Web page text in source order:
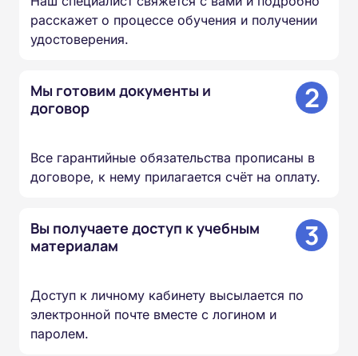
расскажет о процессе обучения и получении
удостоверения.
Мы готовим документы и
договор
2
Все гарантийные обязательства прописаны в
договоре, к нему прилагается счёт на оплату.
Вы получаете доступ к учебным
материалам
3
Доступ к личному кабинету высылается по
электронной почте вместе с логином и
паролем.